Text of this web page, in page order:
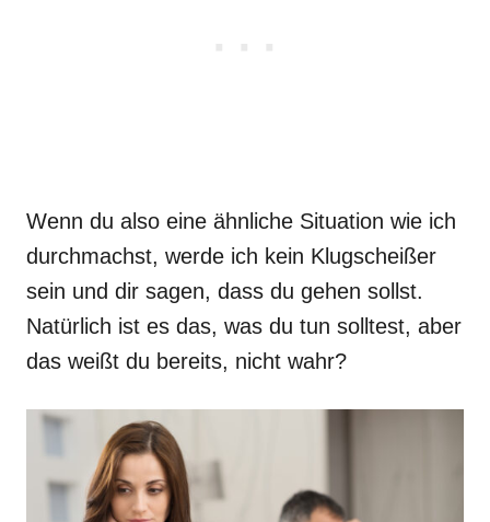
Wenn du also eine ähnliche Situation wie ich
durchmachst, werde ich kein Klugscheißer
sein und dir sagen, dass du gehen sollst.
Natürlich ist es das, was du tun solltest, aber
das weißt du bereits, nicht wahr?